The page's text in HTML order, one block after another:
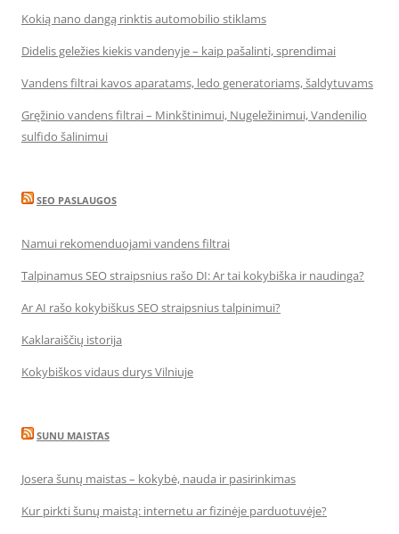
Kokią nano dangą rinktis automobilio stiklams
Didelis geležies kiekis vandenyje – kaip pašalinti, sprendimai
Vandens filtrai kavos aparatams, ledo generatoriams, šaldytuvams
Gręžinio vandens filtrai – Minkštinimui, Nugeležinimui, Vandenilio
sulfido šalinimui
SEO PASLAUGOS
Namui rekomenduojami vandens filtrai
Talpinamus SEO straipsnius rašo DI: Ar tai kokybiška ir naudinga?
Ar AI rašo kokybiškus SEO straipsnius talpinimui?
Kaklaraiščių istorija
Kokybiškos vidaus durys Vilniuje
SUNU MAISTAS
Josera šunų maistas – kokybė, nauda ir pasirinkimas
Kur pirkti šunų maistą: internetu ar fizinėje parduotuvėje?